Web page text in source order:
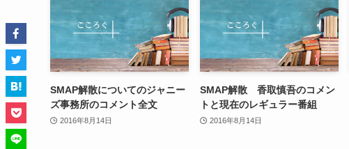
SMAP解散についてのジャニー
ズ事務所のコメント全文
2016年8月14日
SMAP解散 香取慎吾のコメン
トと現在のレギュラー番組
2016年8月14日